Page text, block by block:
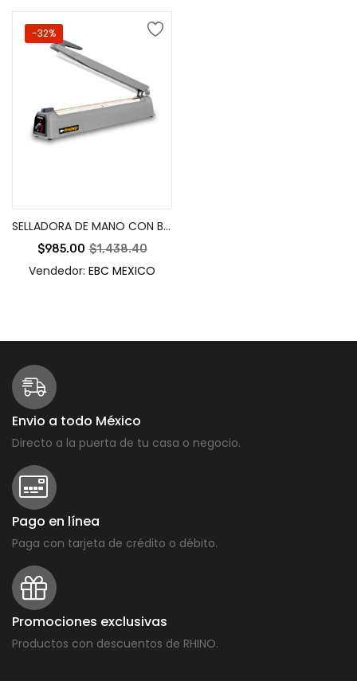
-32%
SELLADORA DE MANO CON BARRA DE SELLADO DE 40 CM – SELIM-400
$985.00 $1,438.40
Vendedor: EBC MEXICO
Envio a todo México
Directo a la puerta de tu casa o negocio.
Pago en línea
Paga con tarjeta de crédito o débito.
Promociones exclusivas
Productos con descuentos de RHINO.